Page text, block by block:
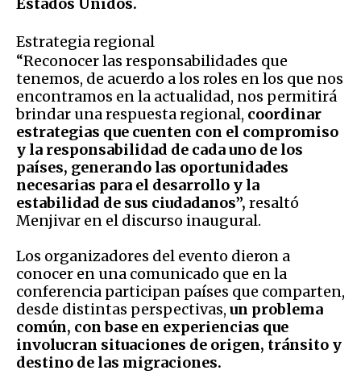
Estrategia regional
“Reconocer las responsabilidades que
tenemos, de acuerdo a los roles en los que nos
encontramos en la actualidad, nos permitirá
brindar una respuesta regional, coordinar
estrategias que cuenten con el compromiso
y la responsabilidad de cada uno de los
países, generando las oportunidades
necesarias para el desarrollo y la
estabilidad de sus ciudadanos”, resaltó
Menjivar en el discurso inaugural.
Los organizadores del evento dieron a
conocer en una comunicado que en la
conferencia participan países que comparten,
desde distintas perspectivas, un problema
común, con base en experiencias que
involucran situaciones de origen, tránsito y
destino de las migraciones.